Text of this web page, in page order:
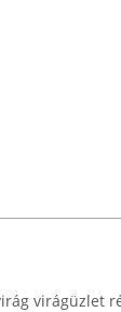
virágüzlet